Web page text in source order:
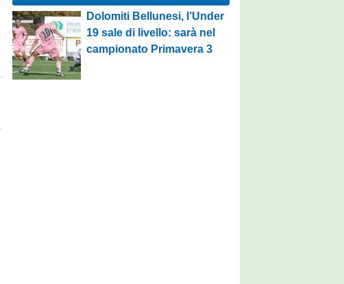
Dolomiti Bellunesi, l’Under
19 sale di livello: sarà nel
campionato Primavera 3